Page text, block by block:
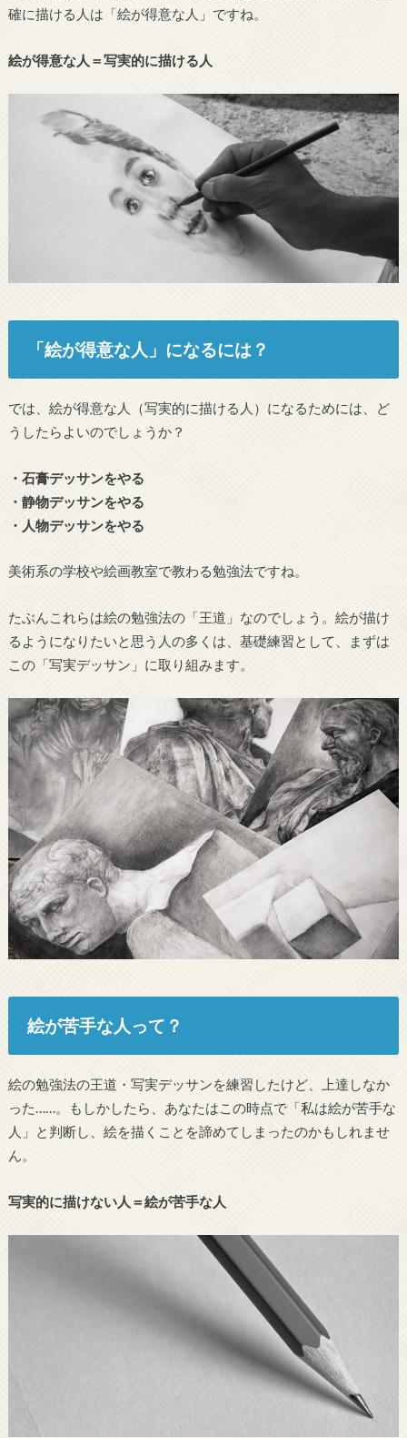
確に描ける人は「絵が得意な人」ですね。
絵が得意な人＝写実的に描ける人
「絵が得意な人」になるには？
では、絵が得意な人（写実的に描ける人）になるためには、ど
うしたらよいのでしょうか？
・石膏デッサンをやる
・静物デッサンをやる
・人物デッサンをやる
美術系の学校や絵画教室で教わる勉強法ですね。
たぶんこれらは絵の勉強法の「王道」なのでしょう。絵が描け
るようになりたいと思う人の多くは、基礎練習として、まずは
この「写実デッサン」に取り組みます。
絵が苦手な人って？
絵の勉強法の王道・写実デッサンを練習したけど、上達しなか
った……。もしかしたら、あなたはこの時点で「私は絵が苦手な
人」と判断し、絵を描くことを諦めてしまったのかもしれませ
ん。
写実的に描けない人＝絵が苦手な人